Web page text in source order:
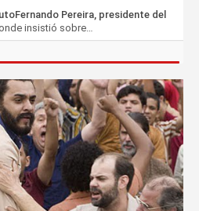
Pereira, presidente del
insistió sobre…